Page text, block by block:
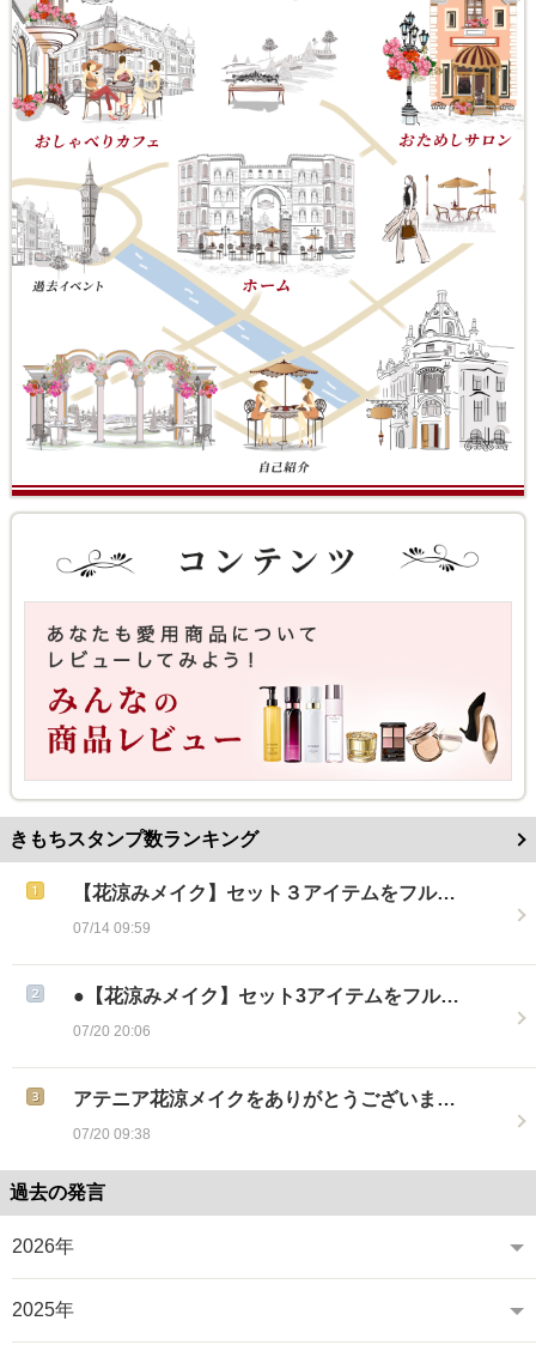
きもちスタンプ数ランキング
【花涼みメイク】セット３アイテムをフル…
07/14 09:59
●【花涼みメイク】セット3アイテムをフル…
07/20 20:06
アテニア花涼メイクをありがとうございま…
07/20 09:38
過去の発言
2026年
2025年